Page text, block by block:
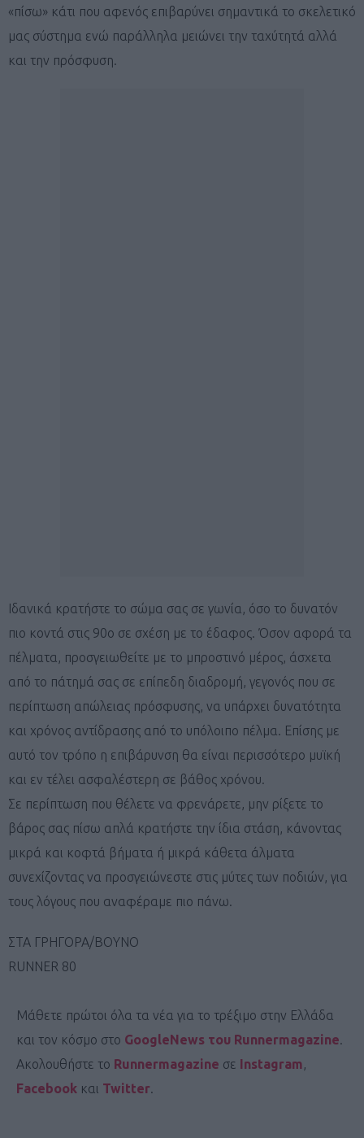
«πίσω» κάτι που αφενός επιβαρύνει σημαντικά το σκελετικό
μας σύστημα ενώ παράλληλα μειώνει την ταχύτητά αλλά
και την πρόσφυση.
Ιδανικά κρατήστε το σώμα σας σε γωνία, όσο το δυνατόν
πιο κοντά στις 90o σε σχέση με το έδαφος. Όσον αφορά τα
πέλματα, προσγειωθείτε με το μπροστινό μέρος, άσχετα
από το πάτημά σας σε επίπεδη διαδρομή, γεγονός που σε
περίπτωση απώλειας πρόσφυσης, να υπάρχει δυνατότητα
και χρόνος αντίδρασης από το υπόλοιπο πέλμα. Επίσης με
αυτό τον τρόπο η επιβάρυνση θα είναι περισσότερο μυϊκή
και εν τέλει ασφαλέστερη σε βάθος χρόνου.
Σε περίπτωση που θέλετε να φρενάρετε, μην ρίξετε το
βάρος σας πίσω απλά κρατήστε την ίδια στάση, κάνοντας
μικρά και κοφτά βήματα ή μικρά κάθετα άλματα
συνεχίζοντας να προσγειώνεστε στις μύτες των ποδιών, για
τους λόγους που αναφέραμε πιο πάνω.
ΣΤΑ ΓΡΗΓΟΡΑ/ΒΟΥΝΟ
RUNNER 80
Μάθετε πρώτοι όλα τα νέα για το τρέξιμο στην Ελλάδα
και τον κόσμο στο GoogleNews του Runnermagazine.
Ακολουθήστε το Runnermagazine σε Instagram,
Facebook και Twitter.